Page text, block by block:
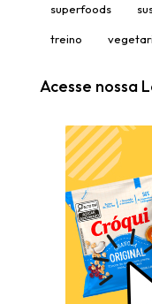
superfoods
treino
Acesse nossa